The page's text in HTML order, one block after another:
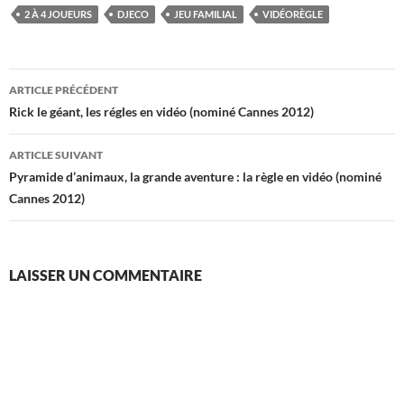
2 À 4 JOUEURS DJECO JEU FAMILIAL VIDÉORÈGLE
Navigation
des
articles
ARTICLE PRÉCÉDENT
Rick le géant, les régles en vidéo (nominé Cannes 2012)
ARTICLE SUIVANT
Pyramide d’animaux, la grande aventure : la règle en vidéo (nominé
Cannes 2012)
LAISSER UN COMMENTAIRE